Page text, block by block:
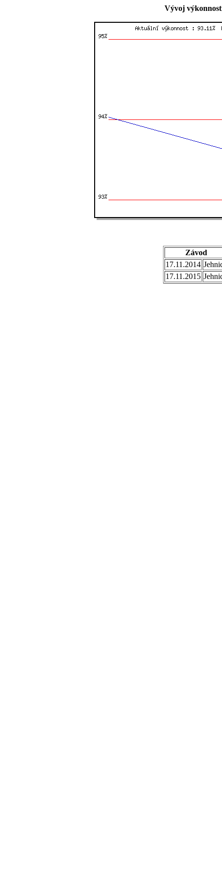
Vývoj
Závod
17.11.2014
17.11.2015